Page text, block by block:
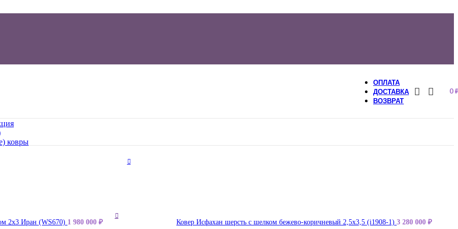
ковры
ОПЛАТА
ДОСТАВКА
ВОЗВРАТ
0
2x3 Иран (WS670) 1 980 000 ₽ Ковер Исфахан шерсть с шелком бежево-коричневый 2,5х3,5 (i1908-1) 3 280 000 ₽